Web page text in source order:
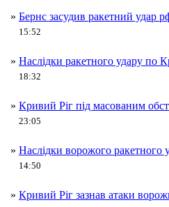
» Бернс засудив ракетний удар
15:52
» Наслідки ракетного удару по
18:32
» Кривий Ріг під масованим
23:05
» Наслідки ворожого
14:50
» Кривий Ріг зазнав атаки